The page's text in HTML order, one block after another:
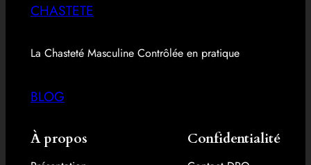
CHASTETE
La Chasteté Masculine Contrôlée en pratique
BLOG
À propos Confidentialité